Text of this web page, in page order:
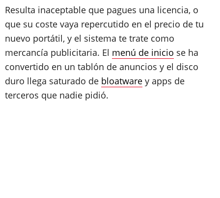
Resulta inaceptable que pagues una licencia, o
que su coste vaya repercutido en el precio de tu
nuevo portátil, y el sistema te trate como
mercancía publicitaria. El menú de inicio se ha
convertido en un tablón de anuncios y el disco
duro llega saturado de bloatware y apps de
terceros que nadie pidió.